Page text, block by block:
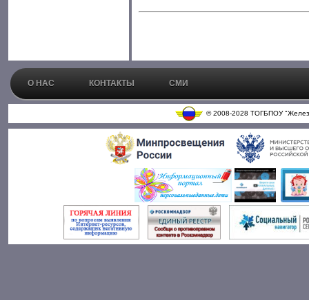
О НАС КОНТАКТЫ СМИ
© 2008-2028 ТОГБПОУ